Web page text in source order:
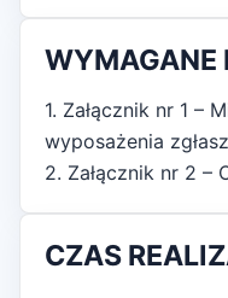
WYMAGANE
1. Załącznik nr 1 –
wyposażenia
2. Załącznik nr 2 –
CZAS